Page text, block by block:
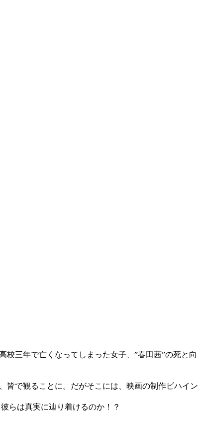
三年で亡くなってしまった女子、”春田茜”の死と向
皆で観ることに。だがそこには、映画の制作ビハイン
らは真実に辿り着けるのか！？